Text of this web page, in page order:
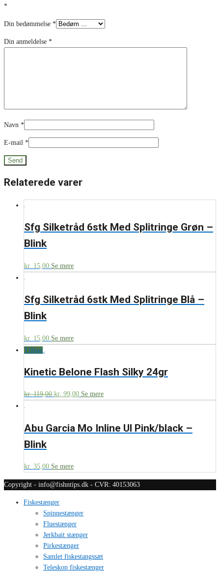
*
Din bedømmelse *
Din anmeldelse *
Navn *
E-mail *
Relaterede varer
Sfg Silketråd 6stk Med Splitringe Grøn –
Blink
kr. 15,00 Se mere
Sfg Silketråd 6stk Med Splitringe Blå –
Blink
kr. 15,00 Se mere
Tilbud
Kinetic Belone Flash Silky 24gr
kr.119,00 kr. 99,00 Se mere
Abu Garcia Mo Inline Ul Pink/black –
Blink
kr. 35,00 Se mere
Copyright - info@fishntips.dk - CVR: 40153063
Fiskestænger
Spinnestænger
Fluestænger
Jerkbait stænger
Pirkestænger
Samlet fiskestangssæt
Teleskop fiskestænger